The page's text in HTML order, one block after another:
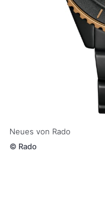
Neues von Rado
© Rado